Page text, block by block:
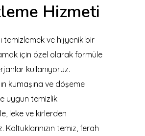
Hizmeti
temizlemek ve hijyenik bir
için özel olarak formüle
kullanıyoruz.
kumaşına ve döşeme
uygun temizlik
leke ve kirlerden
Koltuklarınızın temiz, ferah